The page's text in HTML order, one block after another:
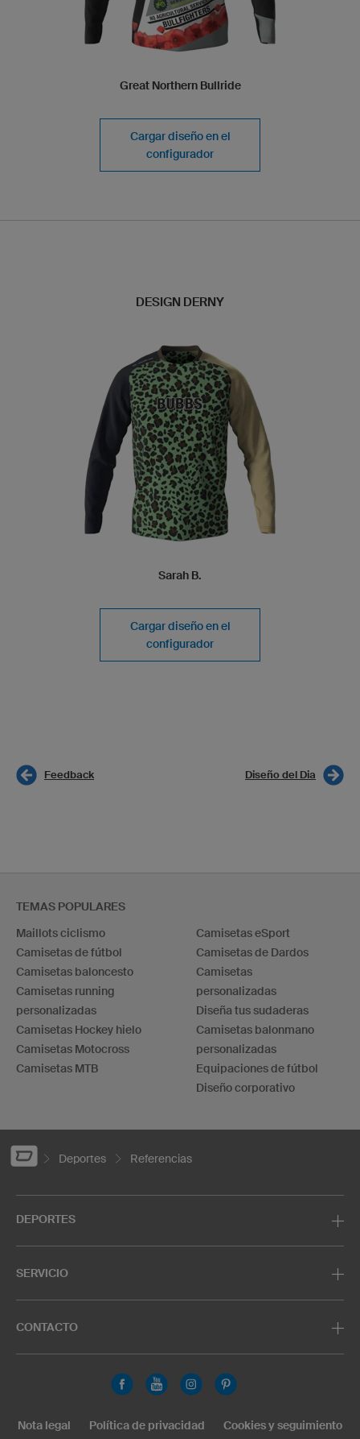
Great Northern Bullride
Cargar diseño en el
configurador
DESIGN DERNY
Sarah B.
Cargar diseño en el
configurador
Feedback Diseño del Dia
TEMAS POPULARES
Maillots ciclismo
Camisetas de fútbol
Camisetas baloncesto
Camisetas running
personalizadas
Camisetas Hockey hielo
Camisetas Motocross
Camisetas MTB
Camisetas eSport
Camisetas de Dardos
Camisetas
personalizadas
Diseña tus sudaderas
Camisetas balonmano
personalizadas
Equipaciones de fútbol
Diseño corporativo
Deportes Referencias
DEPORTES
SERVICIO
CONTACTO
Nota legal Política de privacidad
Cookies y seguimiento